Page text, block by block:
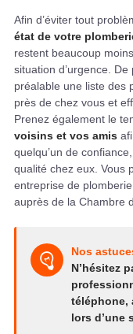
Afin d’éviter tout
état de votre
restent beaucoup
situation d’urgence.
préalable une liste des
près de chez vous et
Prenez également le
voisins et vos amis
quelqu’un de
qualité chez eux. Vous
entreprise de
auprès de la Chambre
Nos
N’hésitez
téléphone,
lors d’une